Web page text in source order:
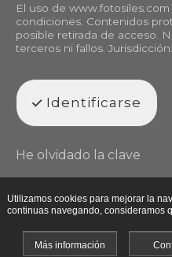
El uso de www.fotosiles.com
condiciones. Contenidos
posible retirada de acceso.
terceros ni fallos.
Identificarse
He olvidado la clave
Utilizamos cookies para mejorar la
continuas navegando, consideramos
Más información